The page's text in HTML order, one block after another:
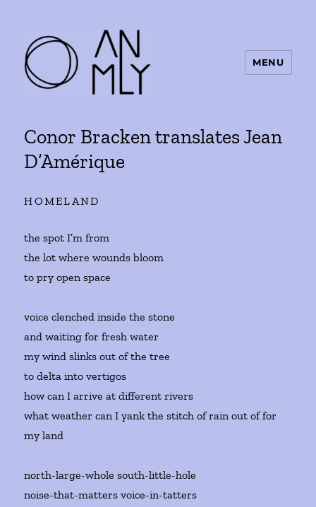
MENU
Conor Bracken translates Jean
D’Amérique
HOMELAND
the spot I’m from
the lot where wounds bloom
to pry open space
voice clenched inside the stone
and waiting for fresh water
my wind slinks out of the tree
to delta into vertigos
how can I arrive at different rivers
what weather can I yank the stitch of rain out of for
my land
north-large-whole south-little-hole
noise-that-matters voice-in-tatters